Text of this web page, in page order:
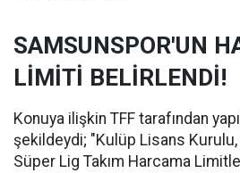
SAMSUNSPOR'UN
LİMİTİ BELİRLENDİ!
Konuya ilişkin TFF tarafından
şekildeydi; "Kulüp Lisans
Süper Lig Takım Harcama